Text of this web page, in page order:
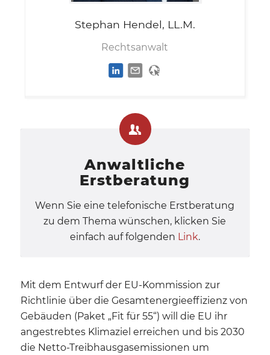
Stephan Hendel, LL.M.
Rechtsanwalt
Anwaltliche
Erstberatung
Wenn Sie eine telefonische Erstberatung
zu dem Thema wünschen, klicken Sie
einfach auf folgenden Link.
Mit dem Entwurf der EU-Kommission zur
Richtlinie über die Gesamtenergieeffizienz von
Gebäuden (Paket „Fit für 55“) will die EU ihr
angestrebtes Klimaziel erreichen und bis 2030
die Netto-Treibhausgasemissionen um